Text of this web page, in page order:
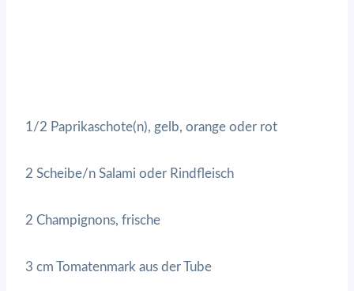
1/2 Paprikaschote(n), gelb, orange oder rot
2 Scheibe/n Salami oder Rindfleisch
2 Champignons, frische
3 cm Tomatenmark aus der Tube